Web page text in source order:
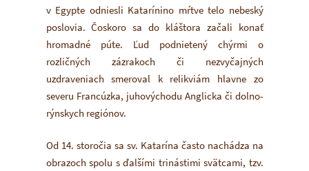
v Egypte odniesli Katarínino mŕtve telo nebeský
poslovia. Čoskoro sa do kláštora začali konať
hromadné púte. Ľud podnietený chýrmi o
rozličných zázrakoch či nezvyčajných
uzdraveniach smeroval k relikviám hlavne zo
severu Francúzka, juhovýchodu Anglicka či dolno-
rýnskych regiónov.
Od 14. storočia sa sv. Katarína často nachádza na
obrazoch spolu s ďalšími trinástimi svätcami, tzv.